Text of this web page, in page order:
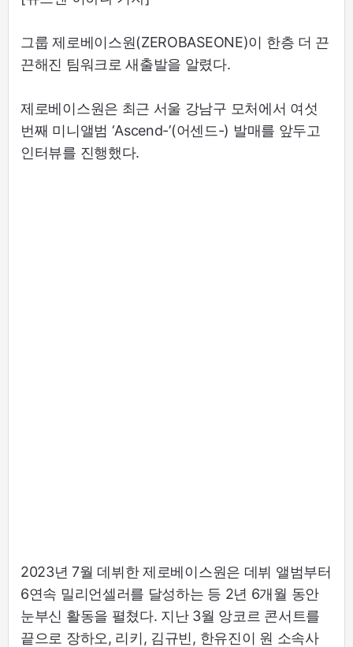
그룹 제로베이스원(ZEROBASEONE)이 한층 더 끈
끈해진 팀워크로 새출발을 알렸다.
제로베이스원은 최근 서울 강남구 모처에서 여섯
번째 미니앨범 ‘Ascend-’(어센드-) 발매를 앞두고
인터뷰를 진행했다.
2023년 7월 데뷔한 제로베이스원은 데뷔 앨범부터
6연속 밀리언셀러를 달성하는 등 2년 6개월 동안
눈부신 활동을 펼쳤다. 지난 3월 앙코르 콘서트를
끝으로 장하오, 리키, 김규빈, 한유진이 원 소속사